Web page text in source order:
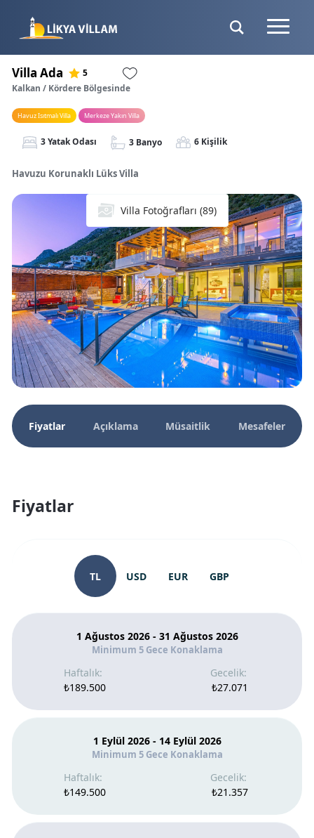
Villa Ada
5
Kalkan / Kördere Bölgesinde
Havuz Isıtmalı Villa Merkeze Yakın Villa
3 Yatak Odası 3 Banyo 6 Kişilik
Havuzu Korunaklı Lüks Villa
Villa Fotoğrafları (89)
Fiyatlar Açıklama Müsaitlik Mesafeler
Fiyatlar
TL USD EUR GBP
1 Ağustos 2026 - 31 Ağustos 2026
Minimum 5 Gece Konaklama
₺189.500 ₺27.071
1 Eylül 2026 - 14 Eylül 2026
Minimum 5 Gece Konaklama
₺149.500 ₺21.357